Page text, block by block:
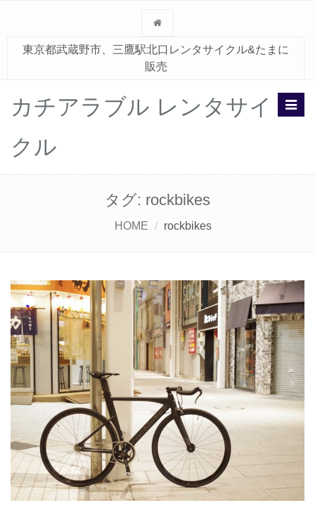
東京都武蔵野市、三鷹駅北口レンタサイクル&たまに
販売
カチアラブル レンタサイ
クル
タグ: rockbikes
HOME rockbikes